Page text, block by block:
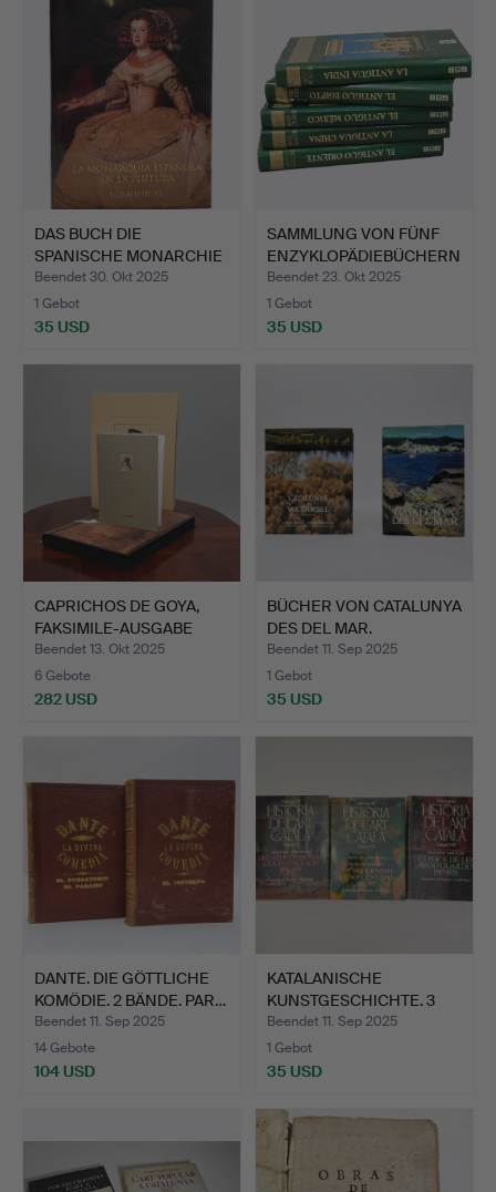
DAS BUCH DIE
SPANISCHE MONARCHIE
IN LOS AU…
Beendet 30. Okt 2025
1 Gebot
35 USD
SAMMLUNG VON FÜNF
ENZYKLOPÄDIEBÜCHERN
.Beendet 23. Okt 2025
1 Gebot
35 USD
CAPRICHOS DE GOYA,
FAKSIMILE-AUSGABE
(HARD…
Beendet 13. Okt 2025
6 Gebote
282 USD
BÜCHER VON CATALUNYA
DES DEL MAR.
CATALUNY…
Beendet 11. Sep 2025
1 Gebot
35 USD
DANTE. DIE GÖTTLICHE
KOMÖDIE. 2 BÄNDE. PAR…
Beendet 11. Sep 2025
14 Gebote
104 USD
KATALANISCHE
KUNSTGESCHICHTE. 3
BÄNDE.
Beendet 11. Sep 2025
1 Gebot
35 USD